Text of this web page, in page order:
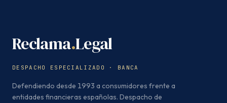
Reclama.Legal
DESPACHO ESPECIALIZADO · BANCA
Defendiendo desde 1993 a consumidores frente a
entidades financieras españolas. Despacho de